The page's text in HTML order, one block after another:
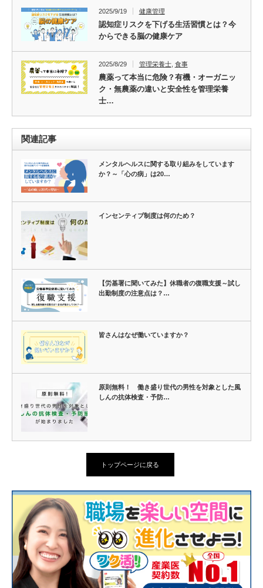
2025/9/19 健康管理
認知症リスクを下げる生活習慣とは？今
からできる脳の健康ケア
2025/8/29 管理栄養士, 食事
農薬って本当に危険？有機・オーガニッ
ク・無農薬の違いと安全性を管理栄養
士…
関連記事
メンタルヘルスに関する取り組みをしています
か？～「心の病」は20…
インセンティブ制度は何のため？
【労基署に聞いてみた】休職者の復職支援～試し
出勤制度の注意点は？…
皆さんはなぜ働いていますか？
原則無料！ 働き盛り世代の男性を対象とした風
しんの抗体検査・予防…
トップページに戻る